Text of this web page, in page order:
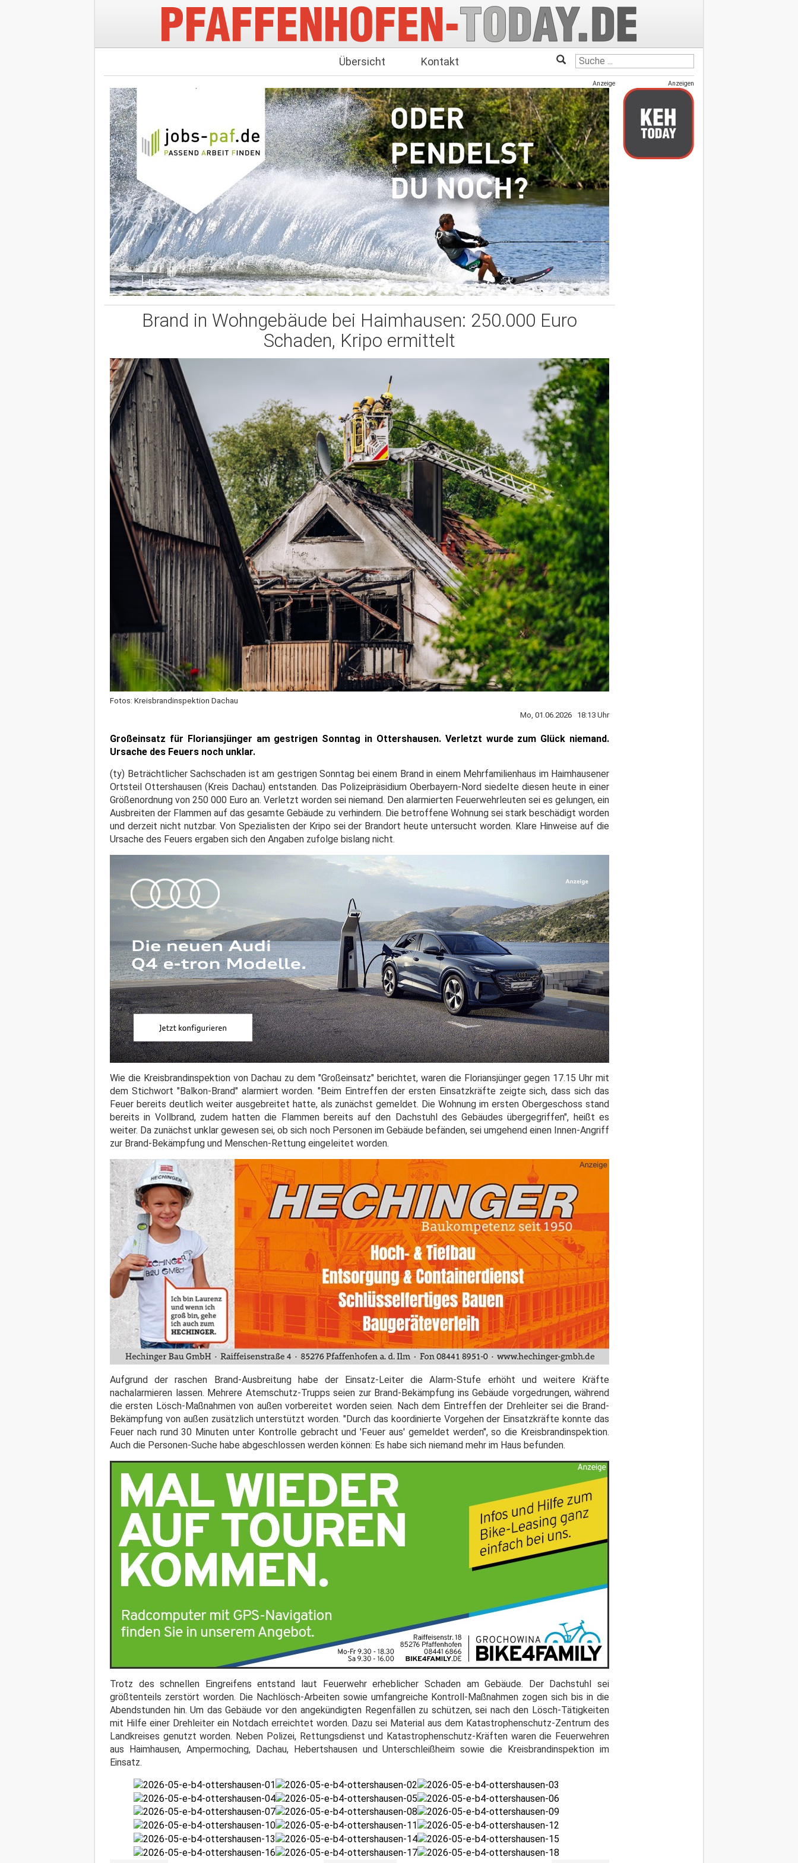
Übersicht Kontakt
Anzeige
Brand in Wohngebäude bei Haimhausen: 250.000 Euro
Schaden, Kripo ermittelt
Fotos: Kreisbrandinspektion Dachau
Mo, 01.06.2026 18:13 Uhr
Großeinsatz für Floriansjünger am gestrigen Sonntag in Ottershausen. Verletzt wurde zum Glück niemand.
Ursache des Feuers noch unklar.
(ty) Beträchtlicher Sachschaden ist am gestrigen Sonntag bei einem Brand in einem Mehrfamilienhaus im Haimhausener
Ortsteil Ottershausen (Kreis Dachau) entstanden. Das Polizeipräsidium Oberbayern-Nord siedelte diesen heute in einer
Größenordnung von 250 000 Euro an. Verletzt worden sei niemand. Den alarmierten Feuerwehrleuten sei es gelungen, ein
Ausbreiten der Flammen auf das gesamte Gebäude zu verhindern. Die betroffene Wohnung sei stark beschädigt worden
und derzeit nicht nutzbar. Von Spezialisten der Kripo sei der Brandort heute untersucht worden. Klare Hinweise auf die
Ursache des Feuers ergaben sich den Angaben zufolge bislang nicht.
Wie die Kreisbrandinspektion von Dachau zu dem "Großeinsatz" berichtet, waren die Floriansjünger gegen 17.15 Uhr mit
dem Stichwort "Balkon-Brand" alarmiert worden. "Beim Eintreffen der ersten Einsatzkräfte zeigte sich, dass sich das
Feuer bereits deutlich weiter ausgebreitet hatte, als zunächst gemeldet. Die Wohnung im ersten Obergeschoss stand
bereits in Vollbrand, zudem hatten die Flammen bereits auf den Dachstuhl des Gebäudes übergegriffen", heißt es
weiter. Da zunächst unklar gewesen sei, ob sich noch Personen im Gebäude befänden, sei umgehend einen Innen-Angriff
zur Brand-Bekämpfung und Menschen-Rettung eingeleitet worden.
Aufgrund der raschen Brand-Ausbreitung habe der Einsatz-Leiter die Alarm-Stufe erhöht und weitere Kräfte
nachalarmieren lassen. Mehrere Atemschutz-Trupps seien zur Brand-Bekämpfung ins Gebäude vorgedrungen, während
die ersten Lösch-Maßnahmen von außen vorbereitet worden seien. Nach dem Eintreffen der Drehleiter sei die Brand-
Bekämpfung von außen zusätzlich unterstützt worden. "Durch das koordinierte Vorgehen der Einsatzkräfte konnte das
Feuer nach rund 30 Minuten unter Kontrolle gebracht und 'Feuer aus' gemeldet werden", so die Kreisbrandinspektion.
Auch die Personen-Suche habe abgeschlossen werden können: Es habe sich niemand mehr im Haus befunden.
Trotz des schnellen Eingreifens entstand laut Feuerwehr erheblicher Schaden am Gebäude. Der Dachstuhl sei
größtenteils zerstört worden. Die Nachlösch-Arbeiten sowie umfangreiche Kontroll-Maßnahmen zogen sich bis in die
Abendstunden hin. Um das Gebäude vor den angekündigten Regenfällen zu schützen, sei nach den Lösch-Tätigkeiten
mit Hilfe einer Drehleiter ein Notdach erreichtet worden. Dazu sei Material aus dem Katastrophenschutz-Zentrum des
Landkreises genutzt worden. Neben Polizei, Rettungsdienst und Katastrophenschutz-Kräften waren die Feuerwehren
aus Haimhausen, Ampermoching, Dachau, Hebertshausen und Unterschleißheim sowie die Kreisbrandinspektion im
Einsatz.
Anzeigen